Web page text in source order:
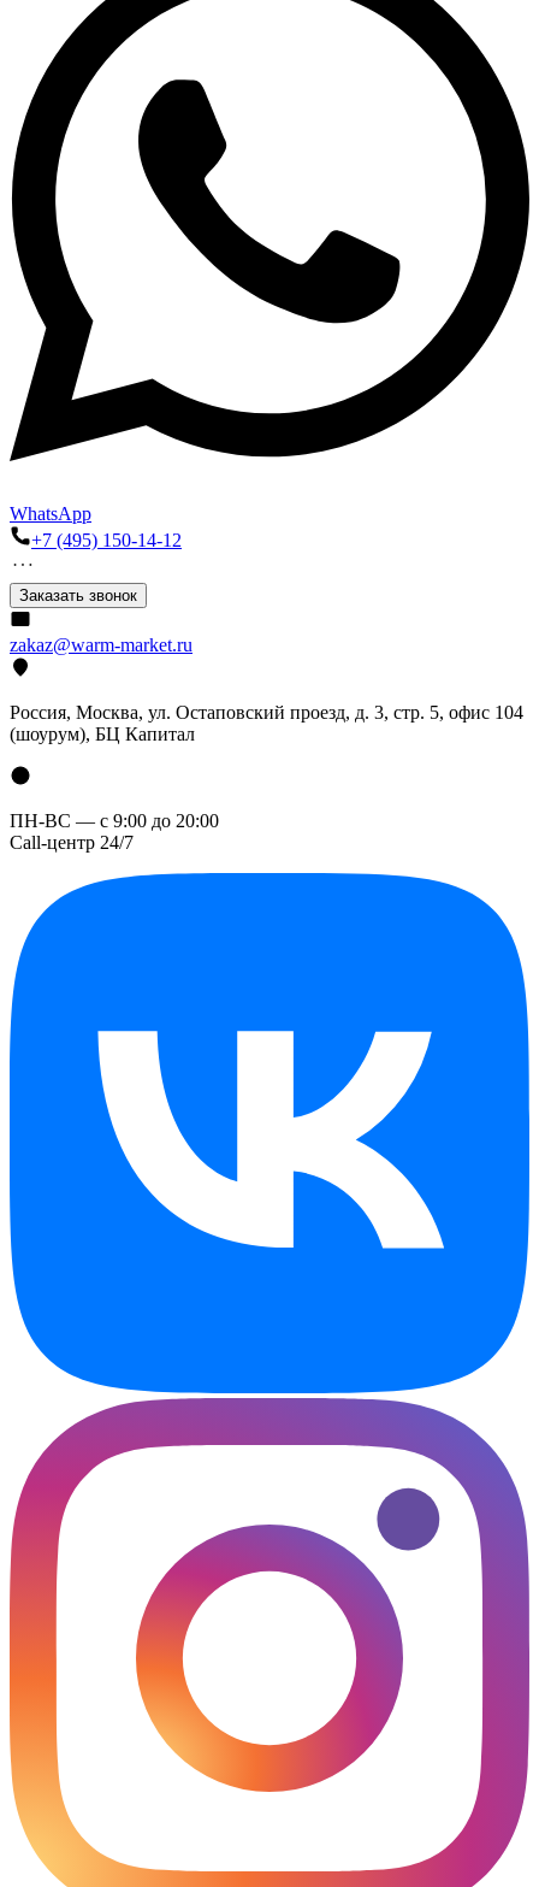
WhatsApp
+7 (495) 150-14-12
Заказать звонок
zakaz@warm-market.ru
Россия, Москва, ул. Остаповский проезд, д. 3, стр. 5, офис 104
(шоурум), БЦ Капитал
ПН-ВС — с 9:00 до 20:00
Call-центр 24/7